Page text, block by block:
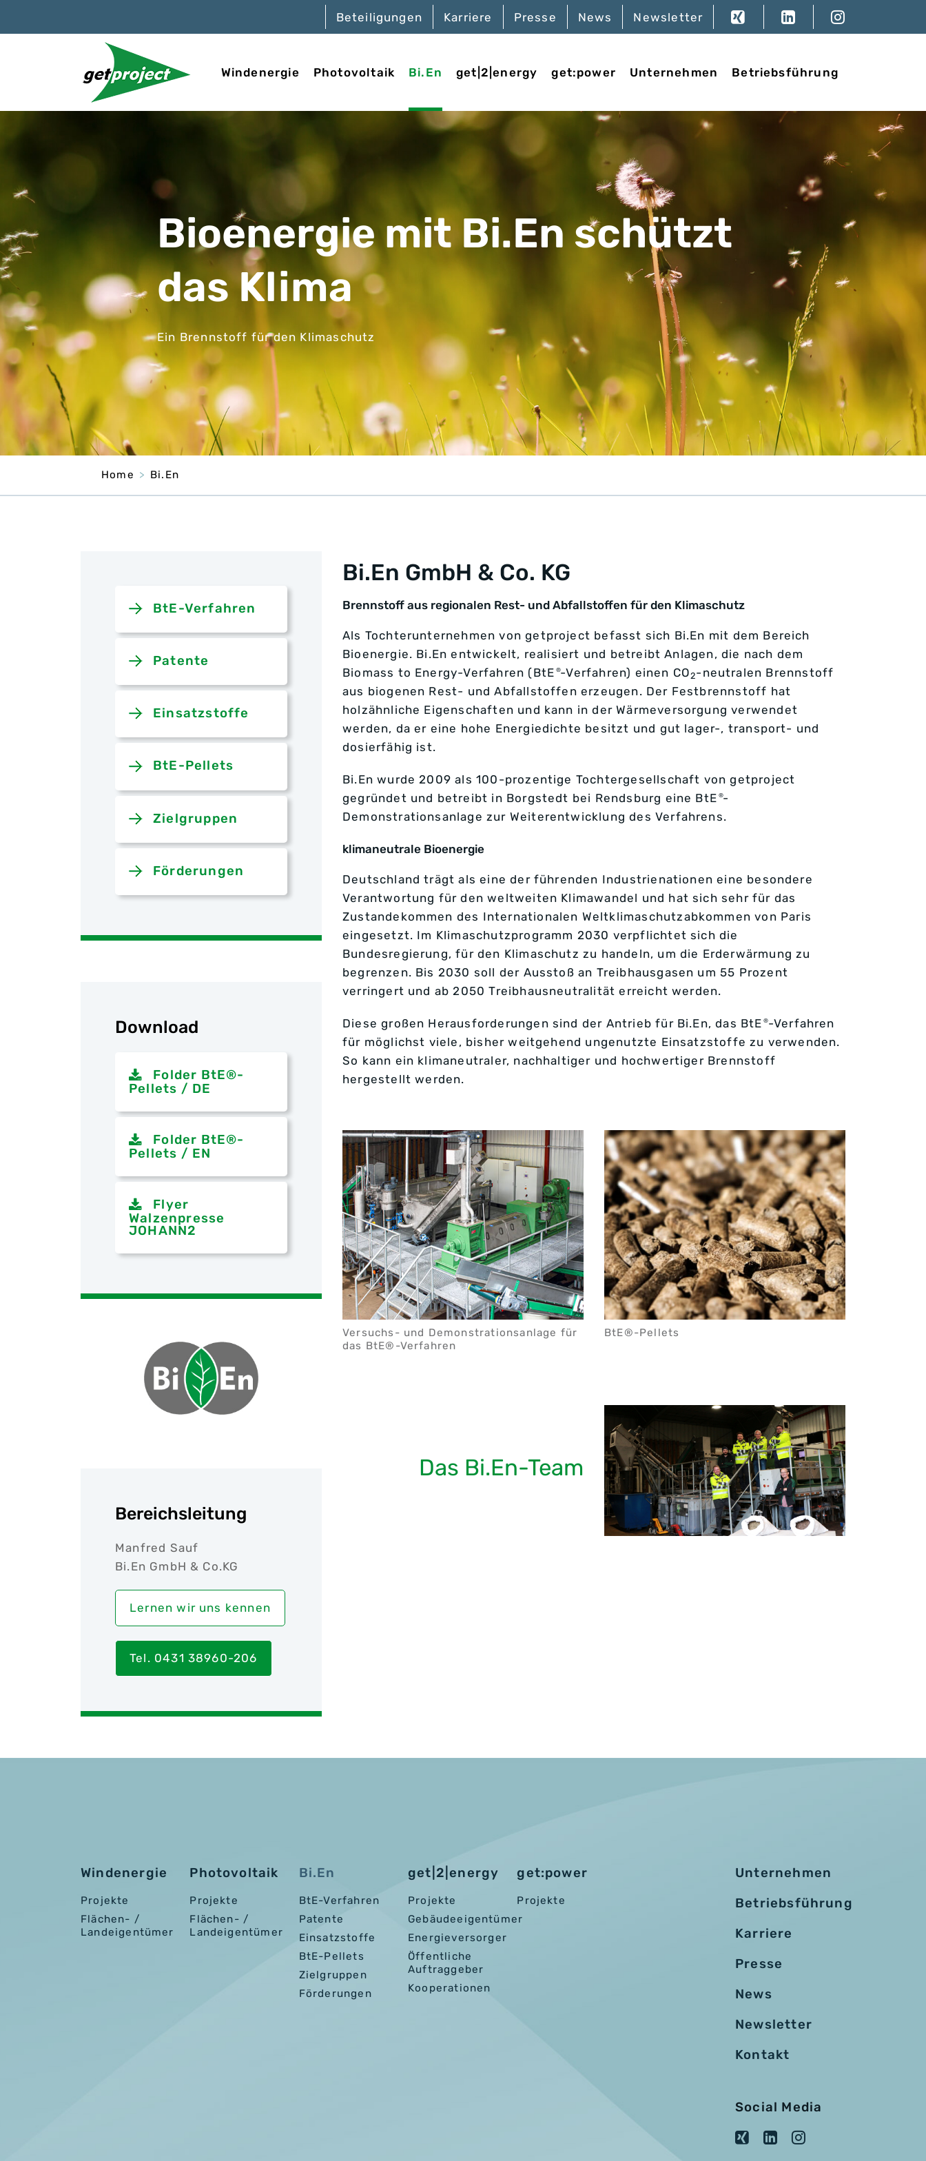
Beteiligungen Karriere Presse News Newsletter
Windenergie Photovoltaik Bi.En get|2|energy get:power Unternehmen Betriebsführung
Bioenergie mit Bi.En schützt
das Klima
Ein Brennstoff für den Klimaschutz
Home Bi.En
BtE-Verfahren
Patente
Einsatzstoffe
BtE-Pellets
Zielgruppen
Förderungen
Download
Folder BtE®-
Pellets / DE
Folder BtE®-
Pellets / EN
Flyer
Walzenpresse
JOHANN2
Bereichsleitung
Manfred Sauf
Bi.En GmbH & Co.KG
Lernen wir uns kennen
Tel. 0431 38960-206
Bi.En GmbH & Co. KG
Brennstoff aus regionalen Rest- und Abfallstoffen für den Klimaschutz
Als Tochterunternehmen von getproject befasst sich Bi.En mit dem Bereich
Bioenergie. Bi.En entwickelt, realisiert und betreibt Anlagen, die nach dem
Biomass to Energy-Verfahren (BtE ®-Verfahren) einen CO2-neutralen Brennstoff
aus biogenen Rest- und Abfallstoffen erzeugen. Der Festbrennstoff hat
holzähnliche Eigenschaften und kann in der Wärmeversorgung verwendet
werden, da er eine hohe Energiedichte besitzt und gut lager-, transport- und
dosierfähig ist.
Bi.En wurde 2009 als 100-prozentige Tochtergesellschaft von getproject
gegründet und betreibt in Borgstedt bei Rendsburg eine BtE ®-
Demonstrationsanlage zur Weiterentwicklung des Verfahrens.
klimaneutrale Bioenergie
Deutschland trägt als eine der führenden Industrienationen eine besondere
Verantwortung für den weltweiten Klimawandel und hat sich sehr für das
Zustandekommen des Internationalen Weltklimaschutzabkommen von Paris
eingesetzt. Im Klimaschutzprogramm 2030 verpflichtet sich die
Bundesregierung, für den Klimaschutz zu handeln, um die Erderwärmung zu
begrenzen. Bis 2030 soll der Ausstoß an Treibhausgasen um 55 Prozent
verringert und ab 2050 Treibhausneutralität erreicht werden.
Diese großen Herausforderungen sind der Antrieb für Bi.En, das BtE ®-Verfahren
für möglichst viele, bisher weitgehend ungenutzte Einsatzstoffe zu verwenden.
So kann ein klimaneutraler, nachhaltiger und hochwertiger Brennstoff
hergestellt werden.
Versuchs- und Demonstrationsanlage für
das BtE®-Verfahren
BtE®-Pellets
Das Bi.En-Team
Windenergie
Projekte
Flächen- /
Landeigentümer
Photovoltaik
Projekte
Flächen- /
Landeigentümer
Bi.En
BtE-Verfahren
Patente
Einsatzstoffe
BtE-Pellets
Zielgruppen
Förderungen
get|2|energy
Projekte
Gebäudeeigentümer
Energieversorger
Öffentliche
Auftraggeber
Kooperationen
get:power
Projekte
Unternehmen
Betriebsführung
Karriere
Presse
News
Newsletter
Kontakt
Social Media